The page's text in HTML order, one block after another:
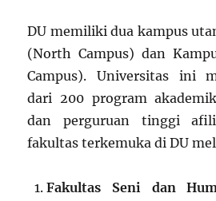
DU memiliki dua kampus
(North Campus) dan
Campus). Universitas ini
dari 200 program
dan perguruan tinggi
fakultas terkemuka di DU
Fakultas Seni dan